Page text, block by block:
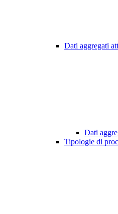
Dati aggregati
Dati
Tipologie di